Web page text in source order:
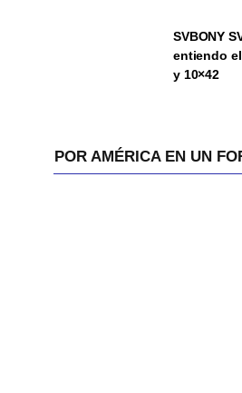
SVBONY
entiendo
y 10×42
POR AMÉRICA EN UN